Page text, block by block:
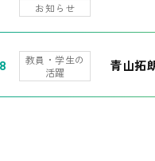
お知らせ
教員・学生の
活躍
青山拓